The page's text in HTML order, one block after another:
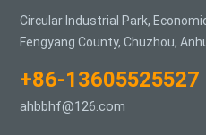
Circular Industrial Park,
Fengyang County, Chuzhou,
+86-13605525527
ahbbhf@126.com